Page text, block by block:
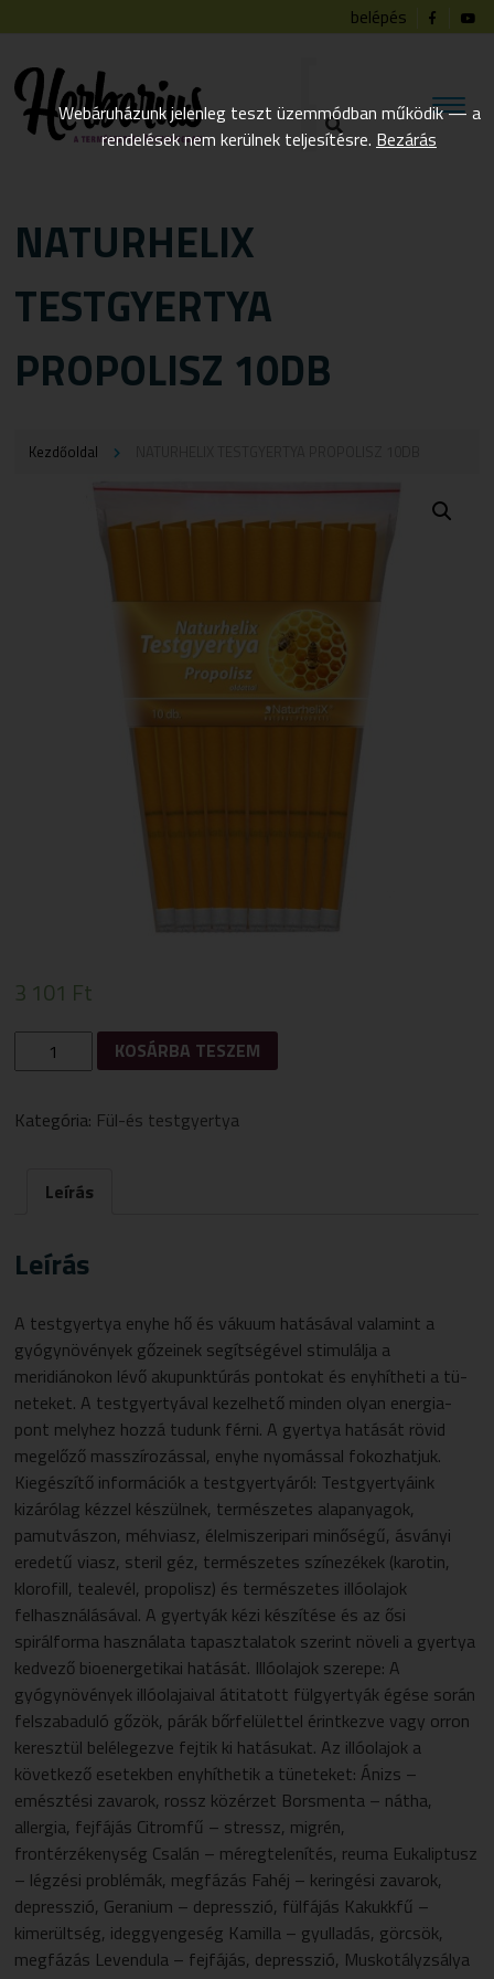
belépés
NATURHELIX
TESTGYERTYA
PROPOLISZ 10DB
Kezdőoldal
3 101 Ft
TESTGYERTYA
MENNYISÉG
KOSÁRBA TESZEM
Kategória: Fül-és testgyertya
Leírás
Leírás
A testgyertya enyhe hő és vákuum hatásával valamint a
gyógynövények gőzeinek segít­sé­gé­vel stimulálja a
meridiánokon lévő aku­punk­tú­rás pon­to­kat és eny­hít­heti a tü­
ne­te­ket. A test­gyer­tyával kezel­hető minden olyan energia­
pont mely­hez hozzá tudunk férni. A gyertya hatását rövid
megelőző masszí­rozással, enyhe nyo­mással fokozhatjuk.
Kiegészítő információk a testgyertyáról: Testgyertyáink
kizárólag kézzel készülnek, ter­mé­szetes alapanyagok,
pamutvászon, méh­viasz, élelmiszeripari minőségű, ásványi
eredetű viasz, steril géz, természetes színezékek (karotin,
klorofill, tealevél, propolisz) és természetes illóolajok
felhasználásával. A gyertyák kézi készítése és az ősi
spirálforma használata tapasztalatok szerint növeli a gyertya
kedvező bioenergetikai hatását. Illóolajok szerepe: A
gyógynövények illóolajaival átitatott fülgyertyák égése során
felszabaduló gőzök, párák bőrfelülettel érintkezve vagy orron
keresztül belélegezve fejtik ki hatásukat. Az illóolajok a
következő esetekben enyhíthetik a tüneteket: Ánizs –
emésztési zavarok, rossz közérzet Borsmenta – nátha,
allergia, fejfájás Citromfű – stressz, migrén,
frontérzékenység Csalán – méregtelenítés, reuma Eukaliptusz
– légzési problémák, megfázás Fahéj – keringési zavarok,
depresszió, Geranium – depresszió, fülfájás Kakukkfű –
kimerültség, ideggyengeség Kamilla – gyulladás, görcsök,
megfázás Levendula – fejfájás, depresszió, Muskotályzsálya
Webáruházunk jelenleg teszt üzemmódban működik — a
rendelések nem kerülnek teljesítésre. Bezárás